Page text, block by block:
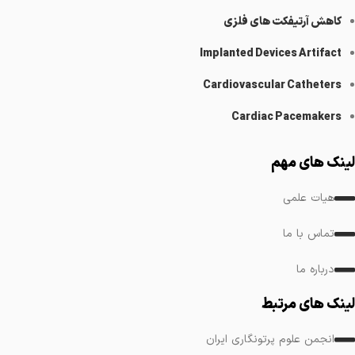
کاهش آرتیفکت های فلزی
Implanted Devices Artifact
Cardiovascular Catheters
Cardiac Pacemakers
لینک های مهم
هیات علمی
تماس با ما
درباره ما
لینک های مرتبط
انجمن علوم پرتونگاری ایران